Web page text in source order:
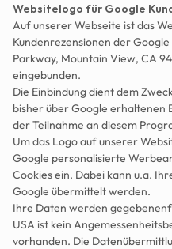
Websitelogo für Google
Auf unserer Webseite ist das
Kundenrezensionen der
Parkway, Mountain View, CA
eingebunden.
Die Einbindung dient dem
bisher über Google erhaltenen
der Teilnahme an diesem
Um das Logo auf unserer
Google personalisierte
Cookies ein. Dabei kann u.a.
Google übermittelt werden.
Ihre Daten werden
USA ist kein
vorhanden. Die